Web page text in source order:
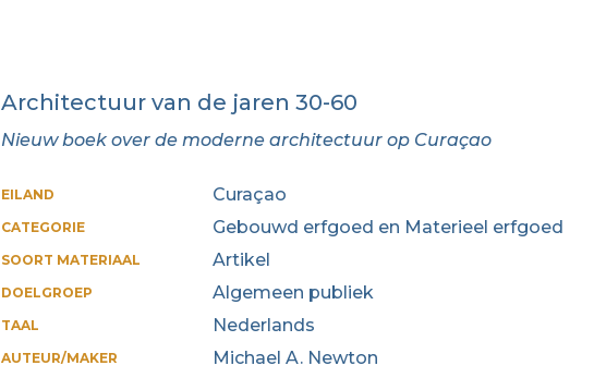
Architectuur van de jaren 30-60
Nieuw boek over de moderne architectuur op Curaçao
EILAND Curaçao
CATEGORIE Gebouwd erfgoed en Materieel erfgoed
SOORT MATERIAAL Artikel
DOELGROEP Algemeen publiek
TAAL Nederlands
AUTEUR/MAKER Michael A. Newton